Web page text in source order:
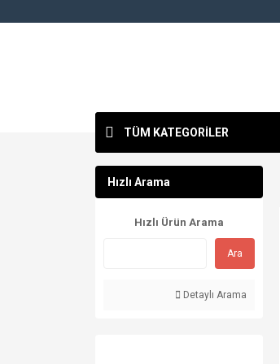
TÜM KATEGORİLER
Hızlı Arama
Hızlı Ürün Arama
Ara
Detaylı Arama